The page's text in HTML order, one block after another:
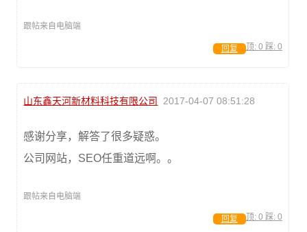
跟帖来自电脑端
顶: 0 踩: 0
回复
山东鑫天河新材料科技有限公司 2017-04-07 08:51:28
感谢分享，解答了很多疑惑。
公司网站，SEO任重道远啊。。
跟帖来自电脑端
顶: 0 踩: 0
回复